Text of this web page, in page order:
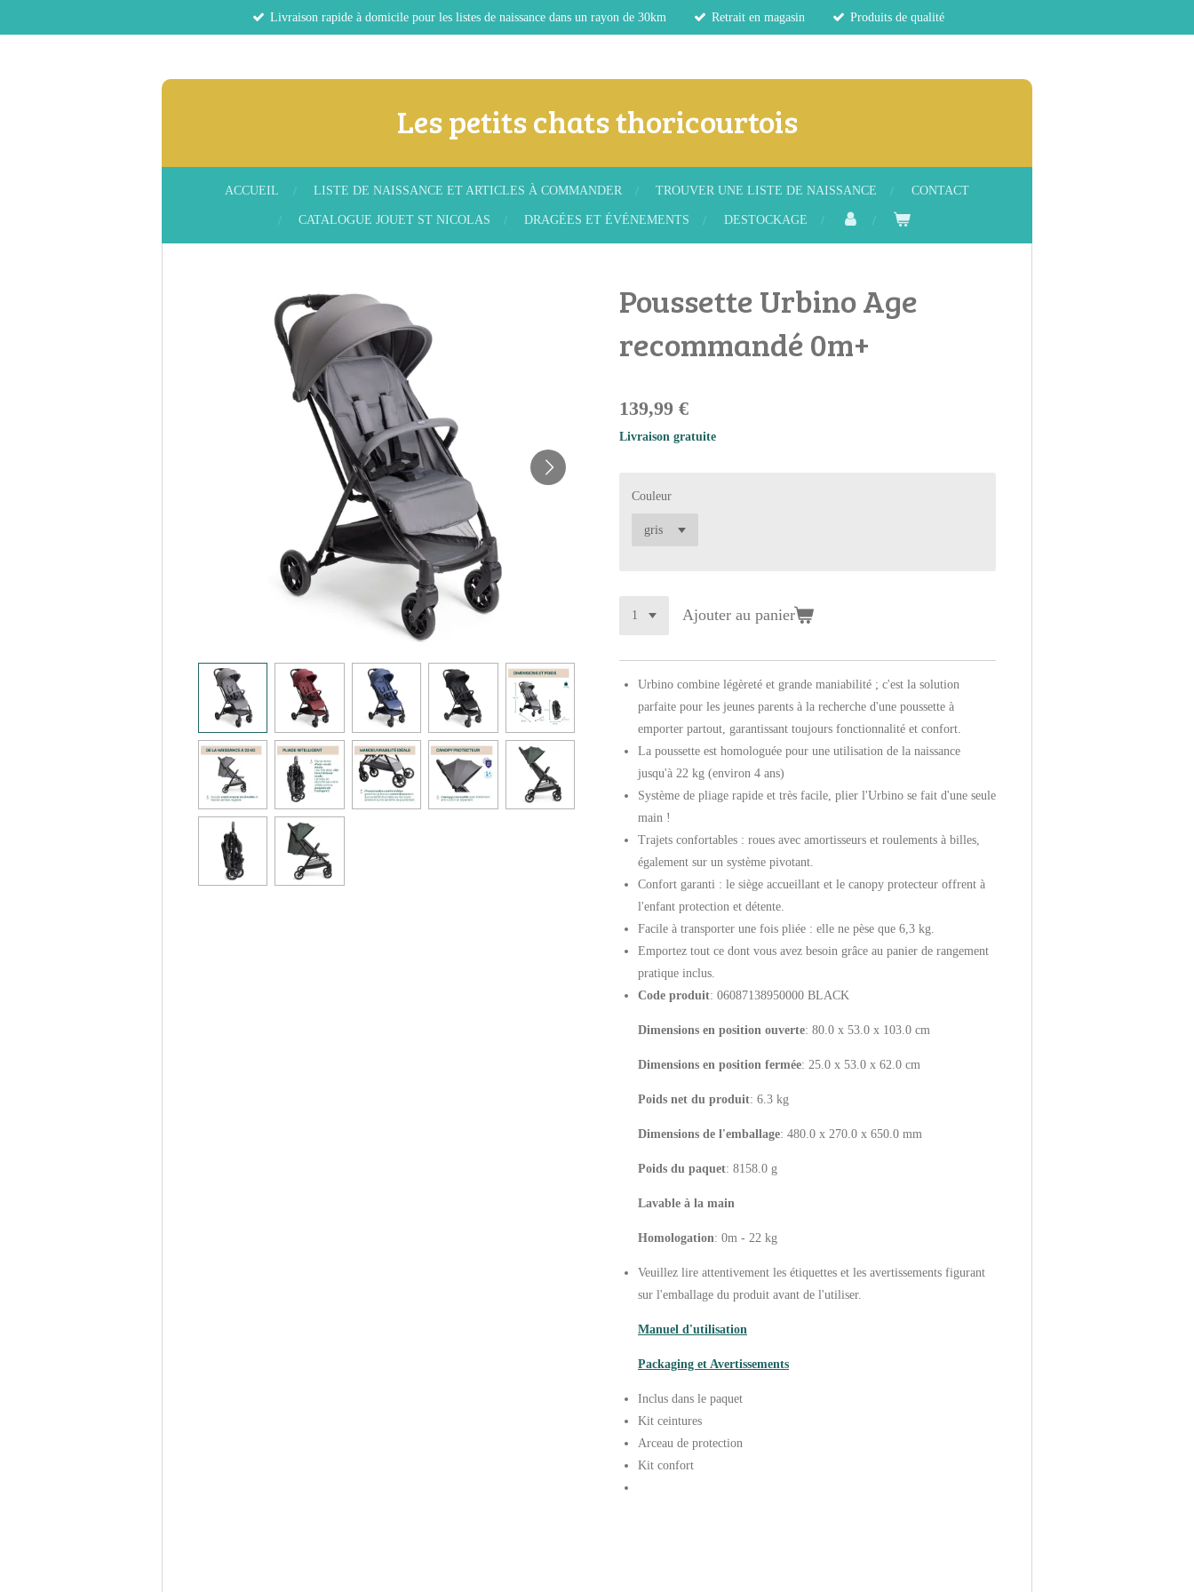
Livraison rapide à domicile pour les listes de naissance dans un rayon de 30km Retrait en magasin Produits de qualité
Les petits chats thoricourtois
ACCUEIL LISTE DE NAISSANCE ET ARTICLES À COMMANDER TROUVER UNE LISTE DE NAISSANCE CONTACT
CATALOGUE JOUET ST NICOLAS DRAGÉES ET ÉVÉNEMENTS DESTOCKAGE
Poussette Urbino Age
recommandé 0m+
139,99 €
Livraison gratuite
Couleur
Ajouter au panier
Urbino combine légèreté et grande maniabilité ; c'est la solution
parfaite pour les jeunes parents à la recherche d'une poussette à
emporter partout, garantissant toujours fonctionnalité et confort.
La poussette est homologuée pour une utilisation de la naissance
jusqu'à 22 kg (environ 4 ans)
Système de pliage rapide et très facile, plier l'Urbino se fait d'une seule
main !
Trajets confortables : roues avec amortisseurs et roulements à billes,
également sur un système pivotant.
Confort garanti : le siège accueillant et le canopy protecteur offrent à
l'enfant protection et détente.
Facile à transporter une fois pliée : elle ne pèse que 6,3 kg.
Emportez tout ce dont vous avez besoin grâce au panier de rangement
pratique inclus.
Code produit: 06087138950000 BLACK
Dimensions en position ouverte: 80.0 x 53.0 x 103.0 cm
Dimensions en position fermée: 25.0 x 53.0 x 62.0 cm
Poids net du produit: 6.3 kg
Dimensions de l'emballage: 480.0 x 270.0 x 650.0 mm
Poids du paquet: 8158.0 g
Lavable à la main
Homologation: 0m - 22 kg
Veuillez lire attentivement les étiquettes et les avertissements figurant
sur l'emballage du produit avant de l'utiliser.
Manuel d'utilisation
Packaging et Avertissements
Inclus dans le paquet
Kit ceintures
Arceau de protection
Kit confort